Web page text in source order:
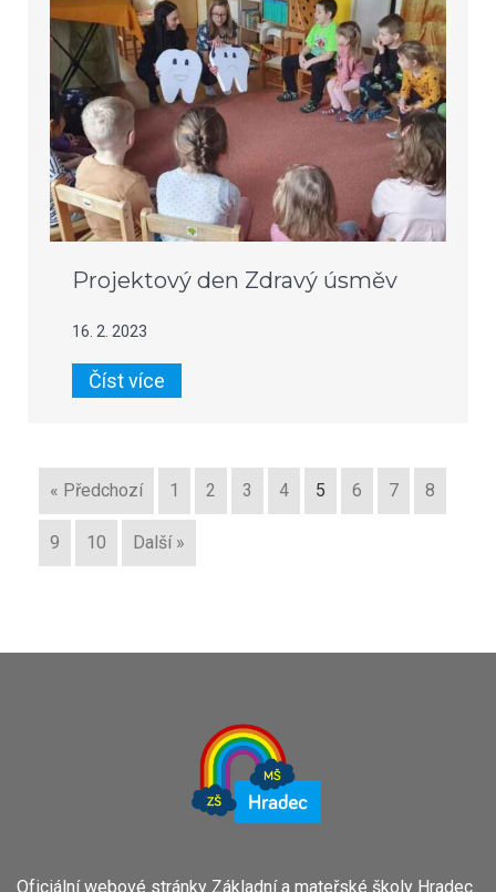
Projektový den Zdravý úsměv
16. 2. 2023
Číst více
« Předchozí 1 2 3 4 5 6 7 8
9 10 Další »
Oficiální webové stránky Základní a mateřské školy Hradec.